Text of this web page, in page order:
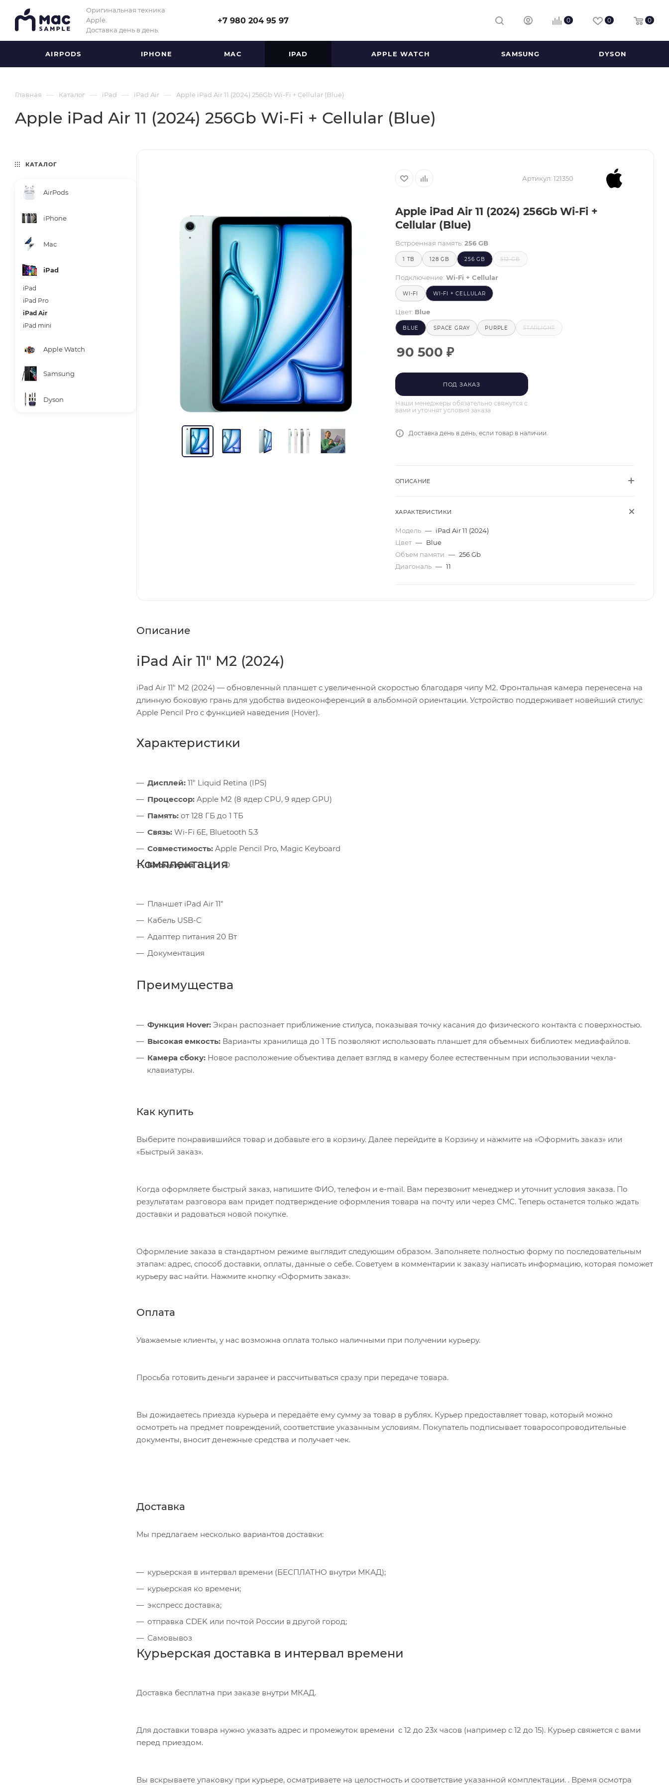
Оригинальная техника
Apple.
Доставка день в день.
+7 980 204 95 97 0 0 0
AIRPODS IPHONE MAC IPAD APPLE WATCH SAMSUNG DYSON
Главная — Каталог — iPad — iPad Air — Apple iPad Air 11 (2024) 256Gb Wi-Fi + Cellular (Blue)
Apple iPad Air 11 (2024) 256Gb Wi-Fi + Cellular (Blue)
Артикул: 121350
Apple iPad Air 11 (2024) 256Gb Wi-Fi +
Cellular (Blue)
Встроенная память: 256 GB
1 TB 128 GB 256 GB 512 GB
Подключение: Wi-Fi + Cellular
WI-FI WI-FI + CELLULAR
Цвет: Blue
BLUE SPACE GRAY PURPLE STARLIGHT
90 500 ₽
ПОД ЗАКАЗ
Наши менеджеры обязательно свяжутся с
вами и уточнят условия заказа
Доставка день в день, если товар в наличии.
ОПИСАНИЕ
ХАРАКТЕРИСТИКИ
Модель — iPad Air 11 (2024)
Цвет — Blue
Объем памяти — 256 Gb
Диагональ — 11
Описание
iPad Air 11" M2 (2024)
iPad Air 11" M2 (2024) — обновленный планшет с увеличенной скоростью благодаря чипу M2. Фронтальная камера перенесена на
длинную боковую грань для удобства видеоконференций в альбомной ориентации. Устройство поддерживает новейший стилус
Apple Pencil Pro с функцией наведения (Hover).
Характеристики
Дисплей: 11" Liquid Retina (IPS)
Процессор: Apple M2 (8 ядер CPU, 9 ядер GPU)
Память: от 128 ГБ до 1 ТБ
Связь: Wi-Fi 6E, Bluetooth 5.3
Совместимость: Apple Pencil Pro, Magic Keyboard
Биометрия:Touch ID
Комплектация
Планшет iPad Air 11"
Кабель USB-C
Адаптер питания 20 Вт
Документация
Преимущества
Функция Hover: Экран распознает приближение стилуса, показывая точку касания до физического контакта с поверхностью.
Высокая емкость: Варианты хранилища до 1 ТБ позволяют использовать планшет для объемных библиотек медиафайлов.
Камера сбоку: Новое расположение объектива делает взгляд в камеру более естественным при использовании чехла-
клавиатуры.
Как купить
Выберите понравившийся товар и добавьте его в корзину. Далее перейдите в Корзину и нажмите на «Оформить заказ» или
«Быстрый заказ».
Когда оформляете быстрый заказ, напишите ФИО, телефон и e-mail. Вам перезвонит менеджер и уточнит условия заказа. По
результатам разговора вам придет подтверждение оформления товара на почту или через СМС. Теперь останется только ждать
доставки и радоваться новой покупке.
Оформление заказа в стандартном режиме выглядит следующим образом. Заполняете полностью форму по последовательным
этапам: адрес, способ доставки, оплаты, данные о себе. Советуем в комментарии к заказу написать информацию, которая поможет
курьеру вас найти. Нажмите кнопку «Оформить заказ».
Оплата
Уважаемые клиенты, у нас возможна оплата только наличными при получении курьеру.
Просьба готовить деньги заранее и рассчитываться сразу при передаче товара.
Вы дожидаетесь приезда курьера и передаёте ему сумму за товар в рублях. Курьер предоставляет товар, который можно
осмотреть на предмет повреждений, соответствие указанным условиям. Покупатель подписывает товаросопроводительные
документы, вносит денежные средства и получает чек.
Доставка
Мы предлагаем несколько вариантов доставки:
курьерская в интервал времени (БЕСПЛАТНО внутри МКАД);
курьерская ко времени;
экспресс доставка;
отправка CDEK или почтой России в другой город;
Самовывоз
Курьерская доставка в интервал времени
Доставка бесплатна при заказе внутри МКАД.
Для доставки товара нужно указать адрес и промежуток времени с 12 до 23х часов (например с 12 до 15). Курьер свяжется с вами
перед приездом.
Вы вскрываете упаковку при курьере, осматриваете на целостность и соответствие указанной комплектации. . Время осмотра
КАТАЛОГ
AirPods
iPhone
Mac
iPad
iPad
iPad Pro
iPad Air
iPad mini
Apple Watch
Samsung
Dyson